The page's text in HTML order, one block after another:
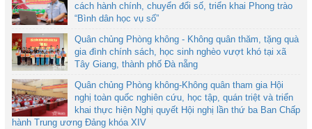
cách hành chính, chuyển đổi số, triển khai Phong trào
“Bình dân học vụ số”
Quân chủng Phòng không - Không quân thăm, tặng quà
gia đình chính sách, học sinh nghèo vượt khó tại xã
Tây Giang, thành phố Đà nẵng
Quân chủng Phòng không-Không quân tham gia Hội
nghị toàn quốc nghiên cứu, học tập, quán triệt và triển
khai thực hiện Nghị quyết Hội nghị lần thứ ba Ban Chấp
hành Trung ương Đảng khóa XIV